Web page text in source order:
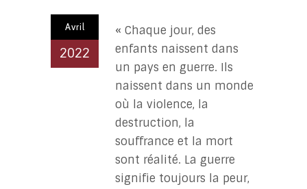
Avril
2022
« Chaque jour, des
enfants naissent dans
un pays en guerre. Ils
naissent dans un monde
où la violence, la
destruction, la
souffrance et la mort
sont réalité. La guerre
signifie toujours la peur,